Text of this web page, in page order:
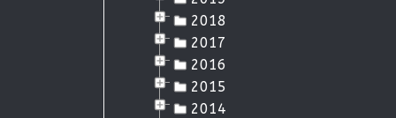
2018
2017
2016
2015
2014